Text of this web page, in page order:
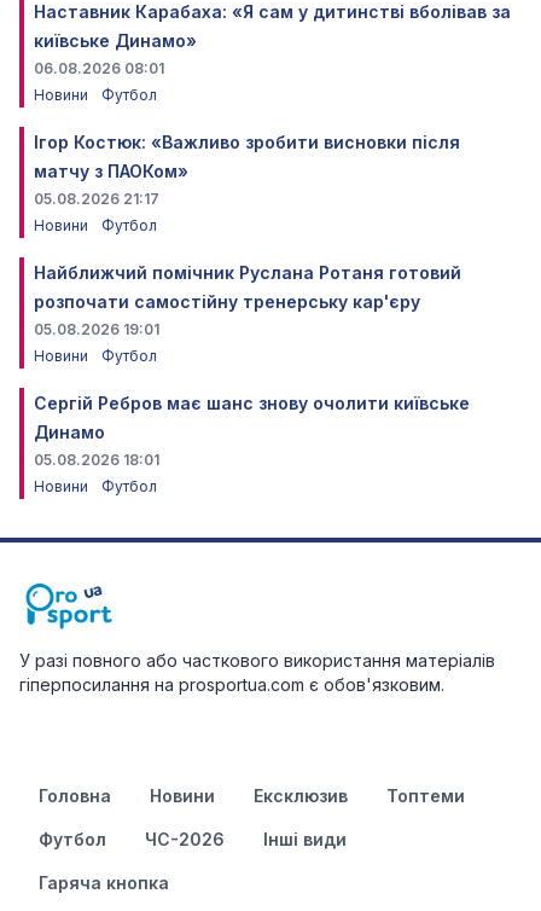
Наставник Карабаха: «Я сам у дитинстві вболівав за
київське Динамо»
06.08.2026 08:01
Новини
Футбол
Ігор Костюк: «Важливо зробити висновки після
матчу з ПАОКом»
05.08.2026 21:17
Новини
Футбол
Найближчий помічник Руслана Ротаня готовий
розпочати самостійну тренерську кар'єру
05.08.2026 19:01
Новини
Футбол
Сергій Ребров має шанс знову очолити київське
Динамо
05.08.2026 18:01
Новини
Футбол
У разі повного або часткового використання матеріалів
гіперпосилання на prosportua.com є обов'язковим.
Головна Новини Ексклюзив Топтеми
Футбол ЧС-2026 Інші види
Гаряча кнопка